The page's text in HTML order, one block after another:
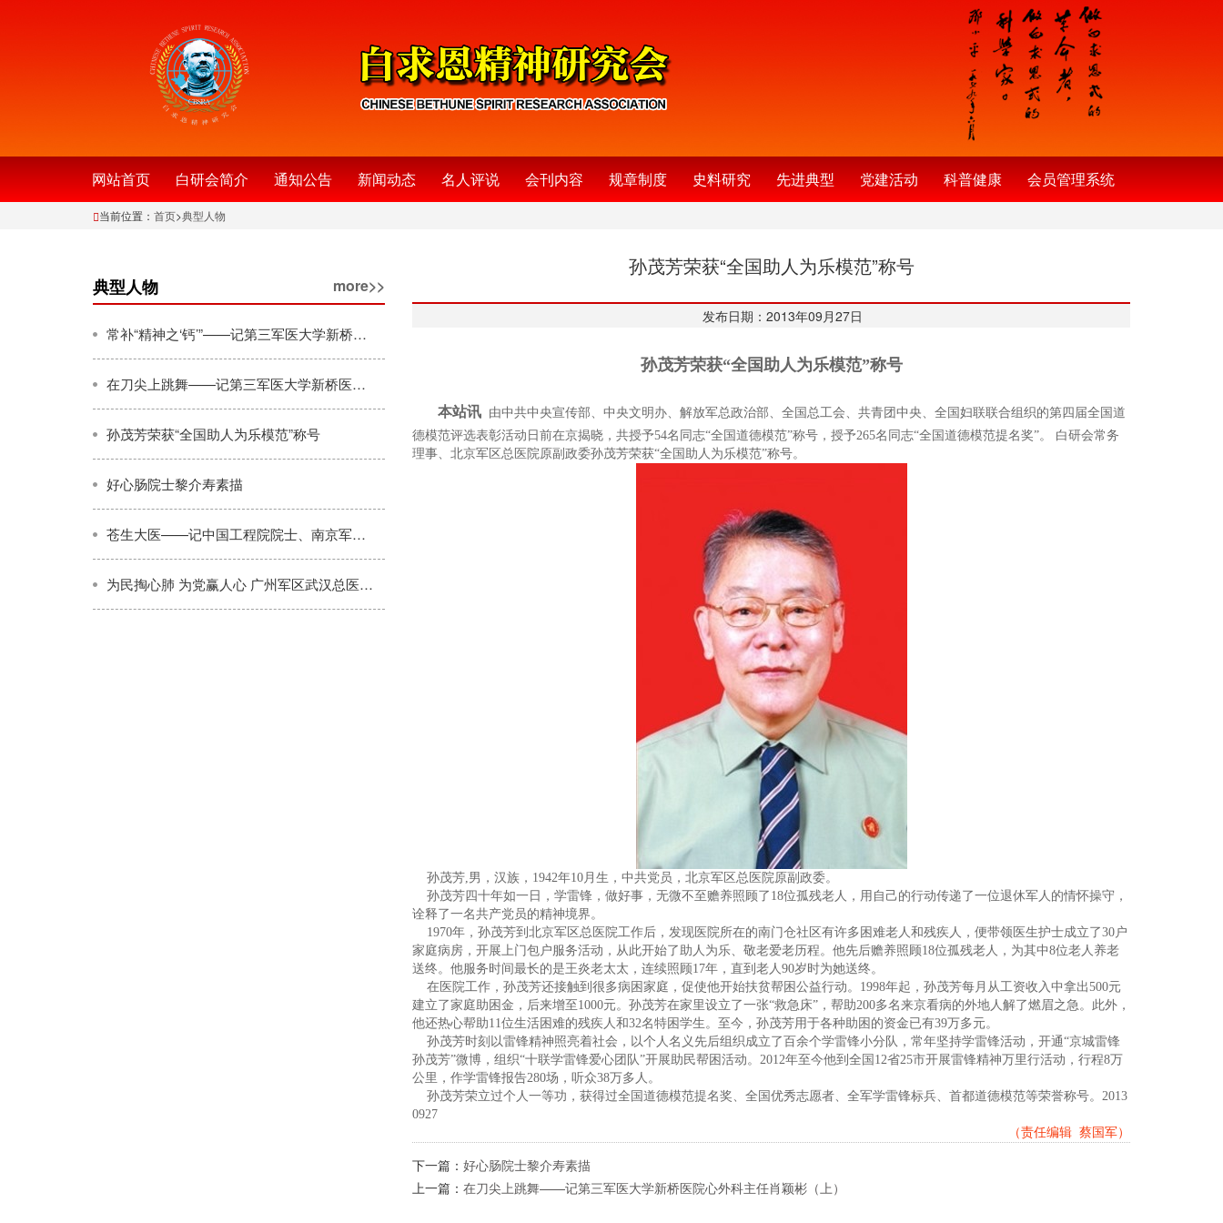
网站首页 白研会简介 通知公告 新闻动态 名人评说 会刊内容 规章制度 史料研究 先进典型 党建活动 科普健康 会员管理系统
当前位置： 首页>典型人物
典型人物 more>>
常补“精神之‘钙’”——记第三军医大学新桥医院心外科主任肖颖彬（下）
在刀尖上跳舞——记第三军医大学新桥医院心外科主任肖颖彬（上）
孙茂芳荣获“全国助人为乐模范”称号
好心肠院士黎介寿素描
苍生大医——记中国工程院院士、南京军区南京总医院副院长黎介寿
为民掏心肺 为党赢人心 广州军区武汉总医院政委刘铁桥被群众誉为好人亲人恩人
孙茂芳荣获“全国助人为乐模范”称号
发布日期：2013年09月27日
孙茂芳荣获“全国助人为乐模范”称号
本站讯 由中共中央宣传部、中央文明办、解放军总政治部、全国总工会、共青团中央、全国妇联联合组织的第四届全国道
德模范评选表彰活动日前在京揭晓，共授予54名同志“全国道德模范”称号，授予265名同志“全国道德模范提名奖”。 白研会常务
理事、北京军区总医院原副政委孙茂芳荣获“全国助人为乐模范”称号。
孙茂芳,男，汉族，1942年10月生，中共党员，北京军区总医院原副政委。
孙茂芳四十年如一日，学雷锋，做好事，无微不至赡养照顾了18位孤残老人，用自己的行动传递了一位退休军人的情怀操守，
诠释了一名共产党员的精神境界。
1970年，孙茂芳到北京军区总医院工作后，发现医院所在的南门仓社区有许多困难老人和残疾人，便带领医生护士成立了30户
家庭病房，开展上门包户服务活动，从此开始了助人为乐、敬老爱老历程。他先后赡养照顾18位孤残老人，为其中8位老人养老
送终。他服务时间最长的是王炎老太太，连续照顾17年，直到老人90岁时为她送终。
在医院工作，孙茂芳还接触到很多病困家庭，促使他开始扶贫帮困公益行动。1998年起，孙茂芳每月从工资收入中拿出500元
建立了家庭助困金，后来增至1000元。孙茂芳在家里设立了一张“救急床”，帮助200多名来京看病的外地人解了燃眉之急。此外，
他还热心帮助11位生活困难的残疾人和32名特困学生。至今，孙茂芳用于各种助困的资金已有39万多元。
孙茂芳时刻以雷锋精神照亮着社会，以个人名义先后组织成立了百余个学雷锋小分队，常年坚持学雷锋活动，开通“京城雷锋
孙茂芳”微博，组织“十联学雷锋爱心团队”开展助民帮困活动。2012年至今他到全国12省25市开展雷锋精神万里行活动，行程8万
公里，作学雷锋报告280场，听众38万多人。
孙茂芳荣立过个人一等功，获得过全国道德模范提名奖、全国优秀志愿者、全军学雷锋标兵、首都道德模范等荣誉称号。2013
0927
（责任编辑 蔡国军）
下一篇： 好心肠院士黎介寿素描
上一篇： 在刀尖上跳舞——记第三军医大学新桥医院心外科主任肖颖彬（上）